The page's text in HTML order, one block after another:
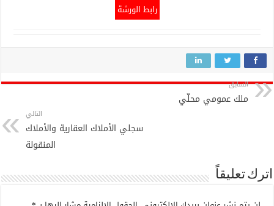
رابط الورشة
السابق
ملك عمومي محلّي
التالي
سجلي الأملاك العقارية والأملاك
المنقولة
اترك تعليقاً